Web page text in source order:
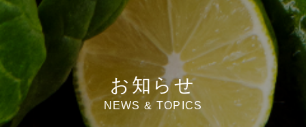
お知らせ
NEWS & TOPICS